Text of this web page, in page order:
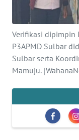
Verifikasi dipimpin
P3APMD Sulbar
Sulbar serta
Mamuju.
IKLAN
TENTANG
KAMI
SIBER